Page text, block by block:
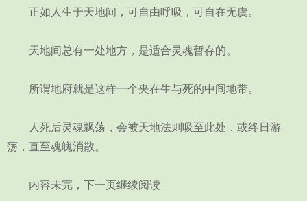
正如人生于天地间，可自由呼吸，可自在无虞。
天地间总有一处地方，是适合灵魂暂存的。
所谓地府就是这样一个夹在生与死的中间地带。
人死后灵魂飘荡，会被天地法则吸至此处，或终日游
荡，直至魂魄消散。
内容未完，下一页继续阅读